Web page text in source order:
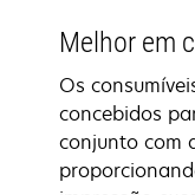
Melhor em
Os
concebidos
conjunto com